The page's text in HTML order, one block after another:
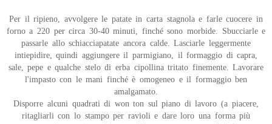
Per il ripieno, avvolgere le patate in carta stagnola e farle cuocere in
forno a 220 per circa 30-40 minuti, finché sono morbide. Sbucciarle e
passarle allo schiacciapatate ancora calde. Lasciarle leggermente
intiepidire, quindi aggiungere il parmigiano, il formaggio di capra,
sale, pepe e qualche stelo di erba cipollina tritato finemente. Lavorare
l'impasto con le mani finché è omogeneo e il formaggio ben
amalgamato.
Disporre alcuni quadrati di won ton sul piano di lavoro (a piacere,
ritagliarli con lo stampo per ravioli e dare loro una forma più